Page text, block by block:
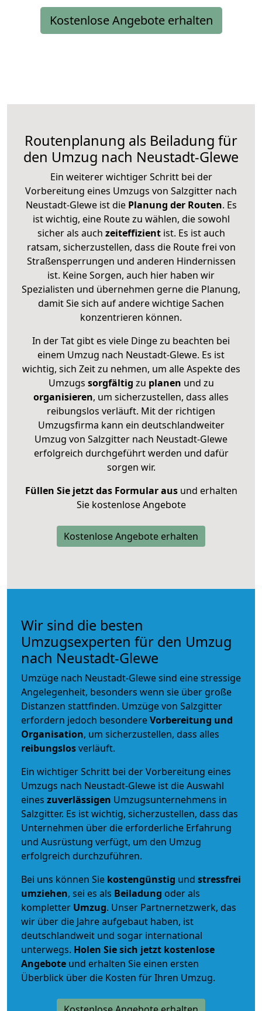
Kostenlose Angebote erhalten
Routenplanung als Beiladung für
den Umzug nach Neustadt-Glewe
Ein weiterer wichtiger Schritt bei der
Vorbereitung eines Umzugs von Salzgitter nach
Neustadt-Glewe ist diePlanung der Routen. Es
ist wichtig, eine Route zu wählen, die sowohl
sicher als auch zeiteffizientist. Es ist auch
ratsam, sicherzustellen, dass die Route frei von
Straßensperrungen und anderen Hindernissen
ist. Keine Sorgen, auch hier haben wir
Spezialisten und übernehmen gerne die Planung,
damit Sie sich auf andere wichtige Sachen
konzentrieren können.
In der Tat gibt es viele Dinge zu beachten bei
einem Umzug nach Neustadt-Glewe. Es ist
wichtig, sich Zeit zu nehmen, um alle Aspekte des
Umzugs sorgfältig zu planen und zu
organisieren, um sicherzustellen, dass alles
reibungslos verläuft. Mit der richtigen
Umzugsfirma kann ein deutschlandweiter
Umzug von Salzgitter nach Neustadt-Glewe
erfolgreich durchgeführt werden und dafür
sorgen wir.
Füllen Sie jetzt das Formular ausund erhalten
Sie kostenlose Angebote
Kostenlose Angebote erhalten
Wir sind die besten
Umzugsexperten für den Umzug
nach Neustadt-Glewe
Umzüge nach Neustadt-Glewe sind eine stressige
Angelegenheit, besonders wenn sie über große
Distanzen stattfinden. Umzüge von Salzgitter
erfordern jedoch besondereVorbereitung und
Organisation, um sicherzustellen, dass alles
reibungslosverläuft.
Ein wichtiger Schritt bei der Vorbereitung eines
Umzugs nach Neustadt-Glewe ist die Auswahl
eines zuverlässigen Umzugsunternehmens in
Salzgitter. Es ist wichtig, sicherzustellen, dass das
Unternehmen über die erforderliche Erfahrung
und Ausrüstung verfügt, um den Umzug
erfolgreich durchzuführen.
Bei uns können Sie kostengünstig und stressfrei
umziehen, sei es als Beiladung oder als
kompletter Umzug. Unser Partnernetzwerk, das
wir über die Jahre aufgebaut haben, ist
deutschlandweit und sogar international
unterwegs. Holen Sie sich jetzt kostenlose
Angebote und erhalten Sie einen ersten
Überblick über die Kosten für Ihren Umzug.